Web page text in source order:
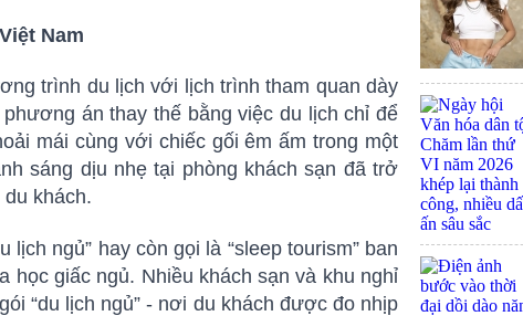
Nam
trình du lịch với lịch trình tham quan dày
án thay thế bằng việc du lịch chỉ để
mái cùng với chiếc gối êm ấm trong một
sáng dịu nhẹ tại phòng khách sạn đã trở
khách.
ngủ” hay còn gọi là “sleep tourism” ban
giấc ngủ. Nhiều khách sạn và khu nghỉ
“du lịch ngủ” - nơi du khách được đo nhịp